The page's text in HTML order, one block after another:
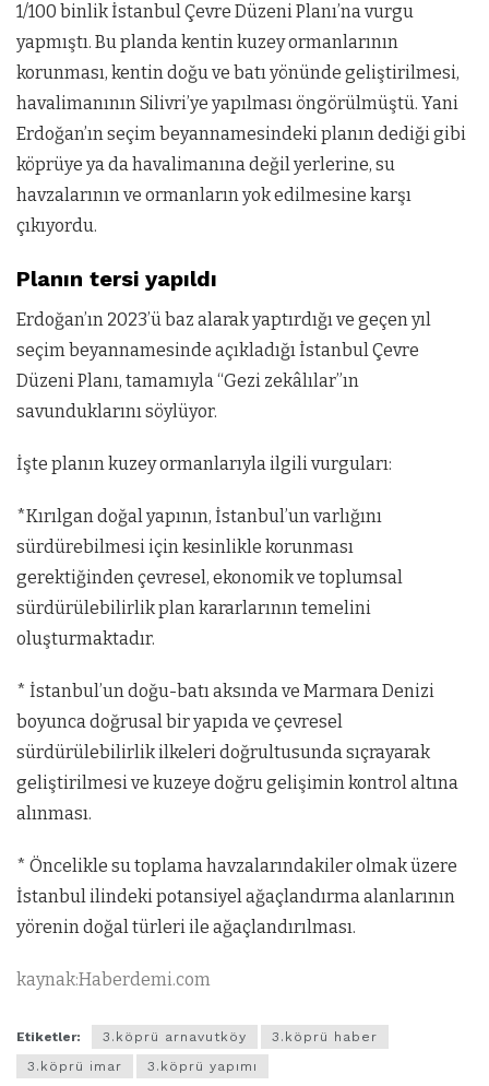
1/100 binlik İstanbul Çevre Düzeni Planı’na vurgu
yapmıştı. Bu planda kentin kuzey ormanlarının
korunması, kentin doğu ve batı yönünde geliştirilmesi,
havalimanının Silivri’ye yapılması öngörülmüştü. Yani
Erdoğan’ın seçim beyannamesindeki planın dediği gibi
köprüye ya da havalimanına değil yerlerine, su
havzalarının ve ormanların yok edilmesine karşı
çıkıyordu.
Planın tersi yapıldı
Erdoğan’ın 2023’ü baz alarak yaptırdığı ve geçen yıl
seçim beyannamesinde açıkladığı İstanbul Çevre
Düzeni Planı, tamamıyla “Gezi zekâlılar”ın
savunduklarını söylüyor.
İşte planın kuzey ormanlarıyla ilgili vurguları:
*Kırılgan doğal yapının, İstanbul’un varlığını
sürdürebilmesi için kesinlikle korunması
gerektiğinden çevresel, ekonomik ve toplumsal
sürdürülebilirlik plan kararlarının temelini
oluşturmaktadır.
* İstanbul’un doğu-batı aksında ve Marmara Denizi
boyunca doğrusal bir yapıda ve çevresel
sürdürülebilirlik ilkeleri doğrultusunda sıçrayarak
geliştirilmesi ve kuzeye doğru gelişimin kontrol altına
alınması.
* Öncelikle su toplama havzalarındakiler olmak üzere
İstanbul ilindeki potansiyel ağaçlandırma alanlarının
yörenin doğal türleri ile ağaçlandırılması.
kaynak:Haberdemi.com
Etiketler: 3.köprü arnavutköy
3.köprü haber
3.köprü imar
3.köprü yapımı